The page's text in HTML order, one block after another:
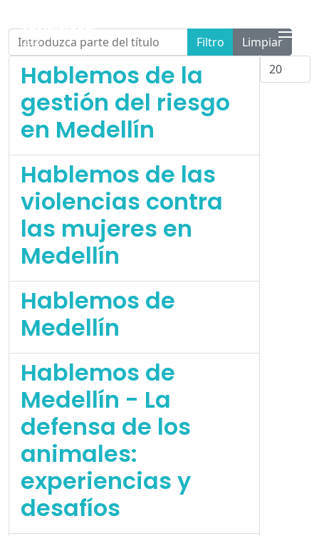
Introduzca parte del título Filtro Limpiar
Cantidad
Hablemos de la
gestión del riesgo
en Medellín
Hablemos de las
violencias contra
las mujeres en
Medellín
Hablemos de
Medellín
Hablemos de
Medellín - La
defensa de los
animales:
experiencias y
desafíos